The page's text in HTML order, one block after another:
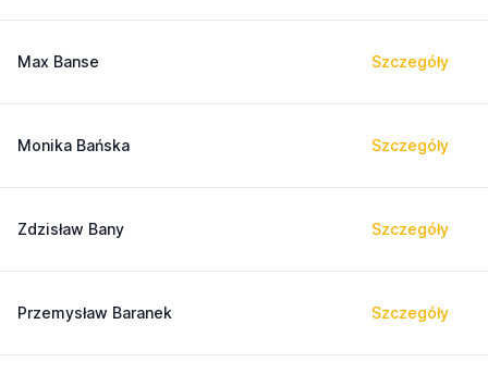
Max Banse Szczegóły
Monika Bańska Szczegóły
Zdzisław Bany Szczegóły
Przemysław Baranek Szczegóły